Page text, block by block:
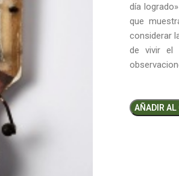
día
que
considerar
de vivir el
AÑADIR AL